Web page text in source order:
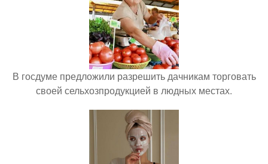
В госдуме предложили разрешить дачникам торговать
своей сельхозпродукцией в людных местах.